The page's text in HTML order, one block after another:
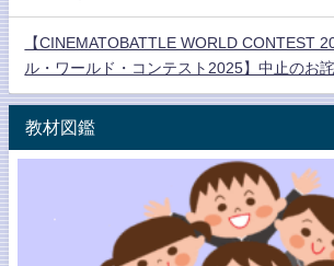
【CINEMATOBATTLE WORLD CONTEST
ル・ワールド・コンテスト2025】中止のお
教材図鑑